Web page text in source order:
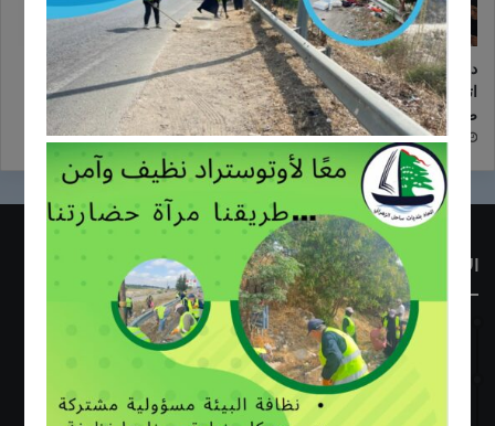
دورة زراعية تدريبية بالتعاون مع
اتحاد بلديات ساحل الزهراني لدعم
صغار المزارعين
24/10/2025
اعلان عن إطلاق مشروع زراعي
یركز على دعم صغار المزارعین
في منطقة ساحل الزهراني
24/10/2025
الأكثر قراءة
23/06/2018
إفتتاح معمل فرز النفايات في أبو الأسود الخرايب
ندوة حول عملية قطاف وجودة الزيتون .. عصر وتخزين زيت الزيتون